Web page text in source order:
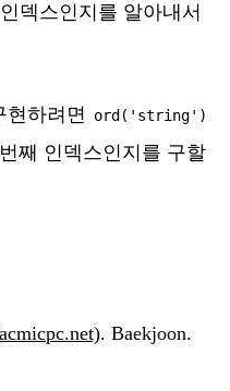
덱스인지를 알아내서
현하려면 ord('string')
째 인덱스인지를 구할
. Baekjoon.